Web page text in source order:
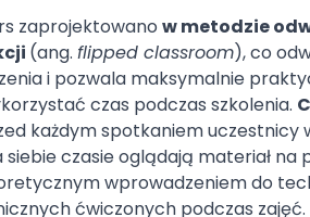
zaprojektowano w metodzie
(ang. flipped classroom), co
i pozwala maksymalnie
czas podczas szkolenia.
każdym spotkaniem uczestnicy
siebie czasie oglądają materiał
wprowadzeniem do
ćwiczonych podczas zajęć.